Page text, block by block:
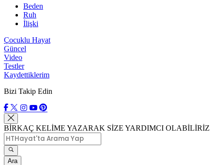
Beden
Ruh
İlişki
Çocuklu Hayat
Güncel
Video
Testler
Kaydettiklerim
Bizi Takip Edin
BİRKAÇ KELİME YAZARAK SİZE YARDIMCI OLABİLİRİZ
Ara